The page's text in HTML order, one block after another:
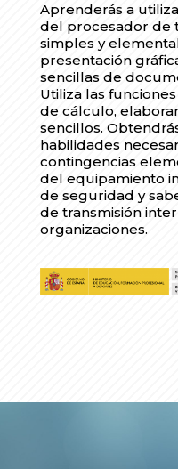
Aprenderás a
del procesador de
simples y
presentación
sencillas de
Utiliza las
de cálculo,
sencillos.
habilidades
contingencias
del equipamiento
de seguridad y
de transmisión
organizaciones.